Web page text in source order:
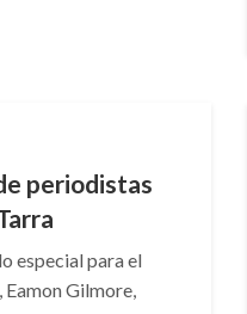
periodistas
especial para el
Gilmore,